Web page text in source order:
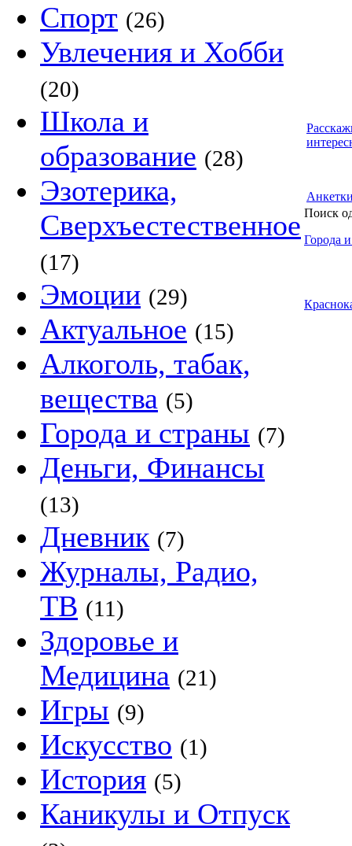
Спорт (26)
Увлечения и Хобби
(20)
Школа и
образование (28)
Эзотерика,
Сверхъестественное
(17)
Эмоции (29)
Актуальное (15)
Алкоголь, табак,
вещества (5)
Города и страны (7)
Деньги, Финансы
(13)
Дневник (7)
Журналы, Радио,
ТВ (11)
Здоровье и
Медицина (21)
Игры (9)
Искусство (1)
История (5)
Каникулы и Отпуск
Поиск
Города